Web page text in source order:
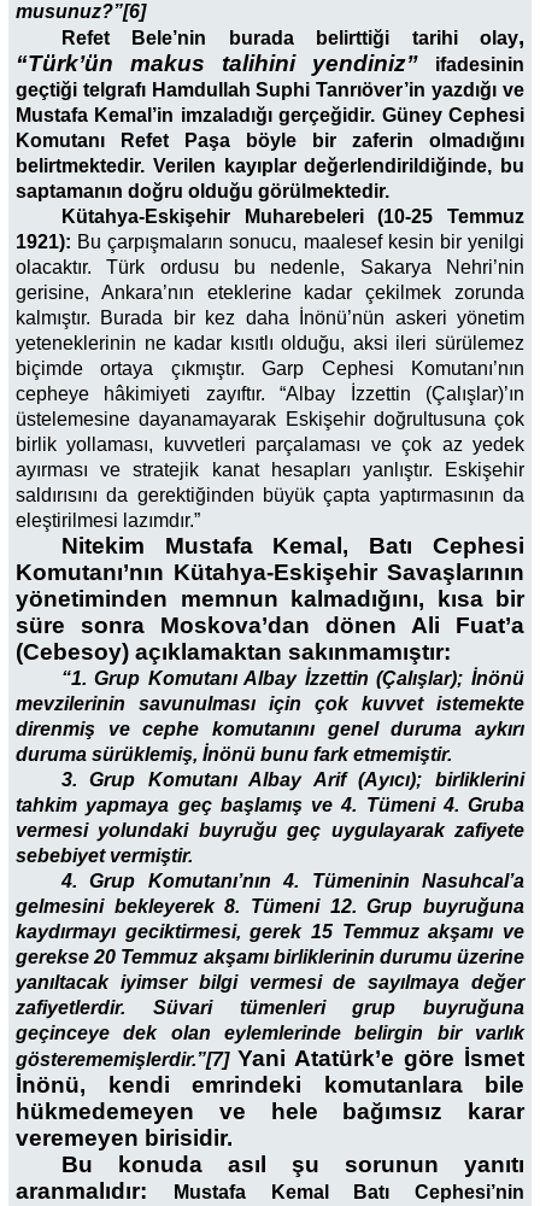
musunuz?”[6]
Refet Bele’nin burada belirttiği tarihi olay,
“Türk’ün makus talihini yendiniz”
ifadesinin
geçtiği telgrafı Hamdullah Suphi Tanrıöver’in yazdığı ve
Mustafa Kemal’in imzaladığı gerçeğidir. Güney Cephesi
Komutanı Refet Paşa böyle bir zaferin olmadığını
belirtmektedir. Verilen kayıplar değerlendirildiğinde, bu
saptamanın doğru olduğu görülmektedir.
Kütahya-Eskişehir Muharebeleri (10-25 Temmuz
1921): Bu çarpışmaların sonucu, maalesef kesin bir yenilgi
olacaktır. Türk ordusu bu nedenle, Sakarya Nehri’nin
gerisine, Ankara’nın eteklerine kadar çekilmek zorunda
kalmıştır. Burada bir kez daha İnönü’nün askeri yönetim
yeteneklerinin ne kadar kısıtlı olduğu, aksi ileri sürülemez
biçimde ortaya çıkmıştır. Garp Cephesi Komutanı’nın
cepheye hâkimiyeti zayıftır. “Albay İzzettin (Çalışlar)’ın
üstelemesine dayanamayarak Eskişehir doğrultusuna çok
birlik yollaması, kuvvetleri parçalaması ve çok az yedek
ayırması ve stratejik kanat hesapları yanlıştır. Eskişehir
saldırısını da gerektiğinden büyük çapta yaptırmasının da
eleştirilmesi lazımdır.”
Nitekim Mustafa Kemal, Batı Cephesi
Komutanı’nın Kütahya-Eskişehir Savaşlarının
yönetiminden memnun kalmadığını, kısa bir
süre sonra Moskova’dan dönen Ali Fuat’a
(Cebesoy) açıklamaktan sakınmamıştır:
“1. Grup Komutanı Albay İzzettin (Çalışlar); İnönü
mevzilerinin savunulması için çok kuvvet istemekte
direnmiş ve cephe komutanını genel duruma aykırı
duruma sürüklemiş, İnönü bunu fark etmemiştir.
3. Grup Komutanı Albay Arif (Ayıcı); birliklerini
tahkim yapmaya geç başlamış ve 4. Tümeni 4. Gruba
vermesi yolundaki buyruğu geç uygulayarak zafiyete
sebebiyet vermiştir.
4. Grup Komutanı’nın 4. Tümeninin Nasuhcal’a
gelmesini bekleyerek 8. Tümeni 12. Grup buyruğuna
kaydırmayı geciktirmesi, gerek 15 Temmuz akşamı ve
gerekse 20 Temmuz akşamı birliklerinin durumu üzerine
yanıltacak iyimser bilgi vermesi de sayılmaya değer
zafiyetlerdir. Süvari tümenleri grup buyruğuna
geçinceye dek olan eylemlerinde belirgin bir varlık
gösterememişlerdir.”[7] Yani Atatürk’e göre İsmet
İnönü, kendi emrindeki komutanlara bile
hükmedemeyen ve hele bağımsız karar
veremeyen birisidir.
Bu konuda asıl şu sorunun yanıtı
aranmalıdır:
Mustafa Kemal Batı Cephesi’nin